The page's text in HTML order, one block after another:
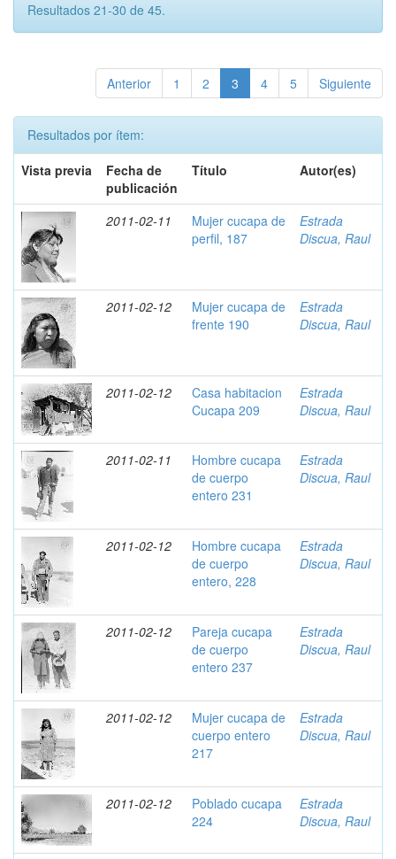
Resultados 21-30 de 45.
Anterior 1 2 3 4 5 Siguiente
Resultados por ítem:
Vista previa
Fecha de
publicación
Título Autor(es)
2011-02-11
Mujer cucapa de
perfil, 187
Estrada
Discua, Raul
2011-02-12
Mujer cucapa de
frente 190
Estrada
Discua, Raul
2011-02-12
Casa habitacion
Cucapa 209
Estrada
Discua, Raul
2011-02-11
Hombre cucapa
de cuerpo
entero 231
Estrada
Discua, Raul
2011-02-12
Hombre cucapa
de cuerpo
entero, 228
Estrada
Discua, Raul
2011-02-12
Pareja cucapa
de cuerpo
entero 237
Estrada
Discua, Raul
2011-02-12
Mujer cucapa de
cuerpo entero
217
Estrada
Discua, Raul
2011-02-12
Poblado cucapa
224
Estrada
Discua, Raul